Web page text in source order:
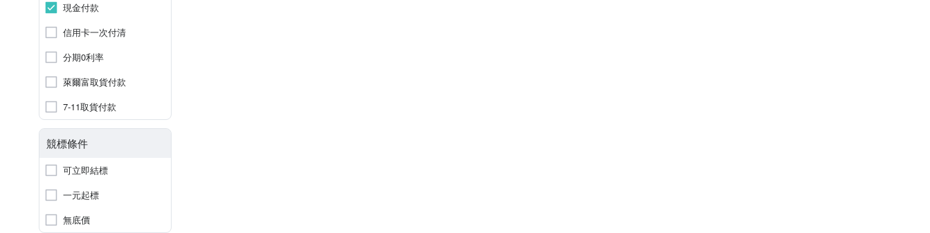
現金付款
信用卡一次付清
分期0利率
萊爾富取貨付款
7-11取貨付款
競標條件
可立即結標
一元起標
無底價